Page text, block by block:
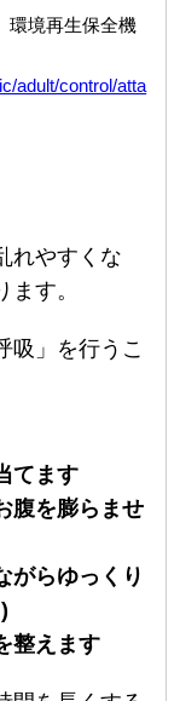
環境再生保全機
adult/control/atta
れやすくな
す。
吸」を行うこ
てます
腹を膨らませ
がらゆっくり
整えます